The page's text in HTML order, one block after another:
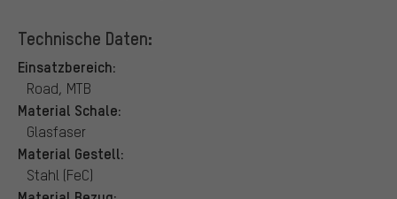
Technische Daten:
Einsatzbereich:
Road, MTB
Material Schale:
Glasfaser
Material Gestell:
Stahl (FeC)